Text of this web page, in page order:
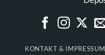
KONTAKT & IMPRESSUM